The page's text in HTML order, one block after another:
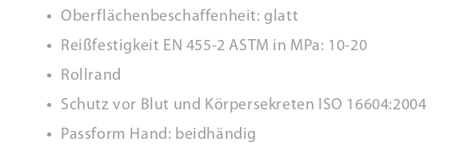
Oberflächenbeschaffenheit: glatt
Reißfestigkeit EN 455-2 ASTM in MPa: 10-20
Rollrand
Schutz vor Blut und Körpersekreten ISO 16604:2004
Passform Hand: beidhändig